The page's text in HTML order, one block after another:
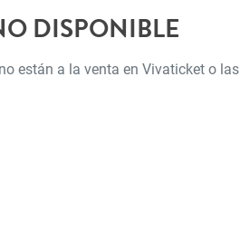
DISPONIBLE
están a la venta en Vivaticket o